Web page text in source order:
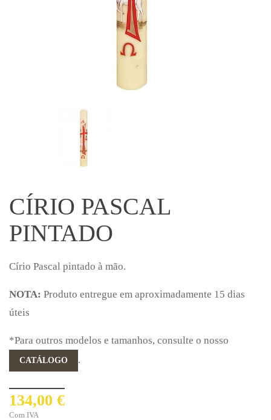
CÍRIO PASCAL
PINTADO
Círio Pascal pintado à mão.
NOTA: Produto entregue em aproximadamente 15 dias
úteis
*Para outros modelos e tamanhos, consulte o nosso
CATÁLOGO .
134,00 €
Com IVA